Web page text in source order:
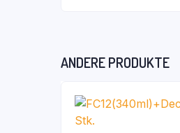
ANDERE PRODUKTE